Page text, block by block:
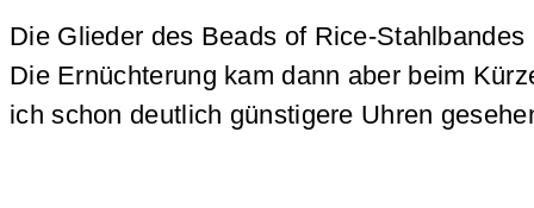
Die Glieder des Beads of Rice-
Die Ernüchterung kam dann aber beim
ich schon deutlich günstigere Uhren